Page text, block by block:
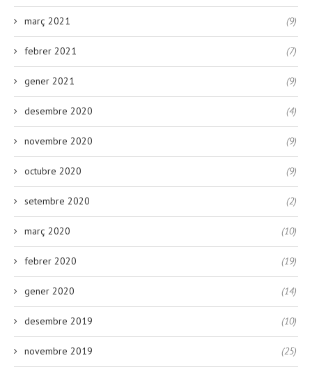
març 2021 (9)
febrer 2021 (7)
gener 2021 (9)
desembre 2020 (4)
novembre 2020 (9)
octubre 2020 (9)
setembre 2020 (2)
març 2020 (10)
febrer 2020 (19)
gener 2020 (14)
desembre 2019 (10)
novembre 2019 (25)